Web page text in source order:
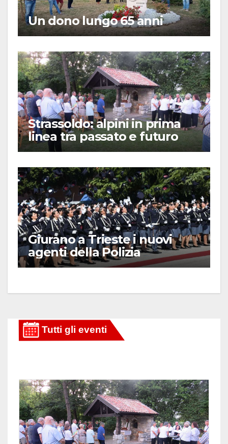
Un dono lungo 65 anni
Strassoldo: alpini in prima
linea tra passato e futuro
Giurano a Trieste i nuovi
agenti della Polizia